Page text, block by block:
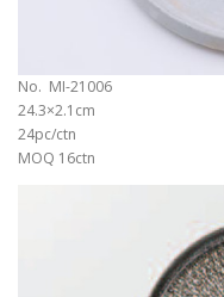
No. MI-21006
24.3×2.1cm
24pc/ctn
MOQ 16ctn